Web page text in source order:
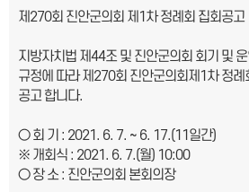
제270회 진안군의회 제1차 정례회 집회공고
지방자치법 제44조 및 진안군의회 회기 및
규정에 따라 제270회 진안군의회제1차 정
공고 합니다.
○ 회 기 : 2021. 6. 7. ~ 6. 17.(11일간)
※ 개회식 : 2021. 6. 7.(월) 10:00
○ 장 소 : 진안군의회 본회의장